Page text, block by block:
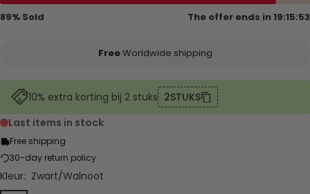
89% Sold The offer ends in19:15:53
FreeWorldwide shipping
10% extra korting bij 2 stuks 2STUKS
Last items in stock
Free shipping
30-day return policy
Kleur: Zwart/Walnoot